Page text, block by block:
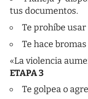
tus documentos.
Te prohíbe
Te hace
«La violencia
ETAPA 3
Te golpea o